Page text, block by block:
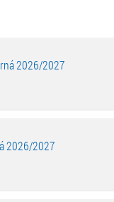
2026/2027
2026/2027